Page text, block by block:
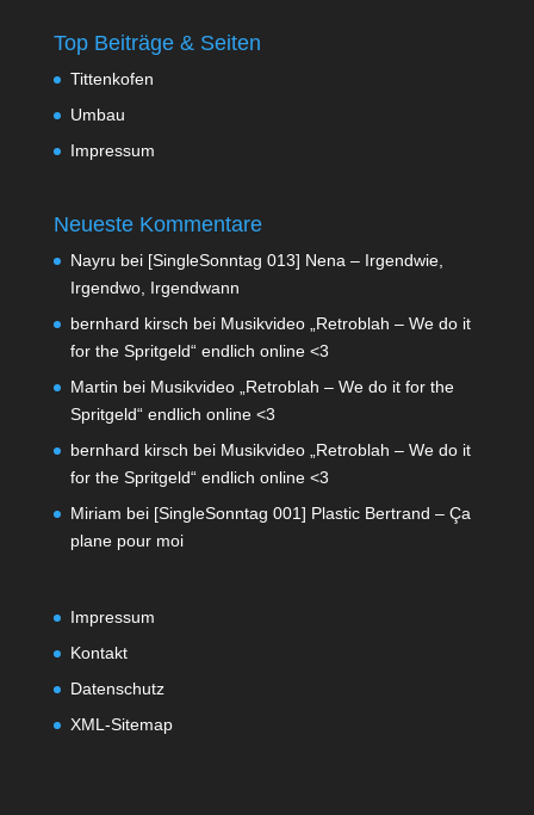
Top Beiträge & Seiten
Tittenkofen
Umbau
Impressum
Neueste Kommentare
Nayru bei [SingleSonntag 013] Nena – Irgendwie,
Irgendwo, Irgendwann
bernhard kirsch bei Musikvideo „Retroblah – We do it
for the Spritgeld“ endlich online <3
Martin bei Musikvideo „Retroblah – We do it for the
Spritgeld“ endlich online <3
bernhard kirsch bei Musikvideo „Retroblah – We do it
for the Spritgeld“ endlich online <3
Miriam bei [SingleSonntag 001] Plastic Bertrand – Ça
plane pour moi
Impressum
Kontakt
Datenschutz
XML-Sitemap